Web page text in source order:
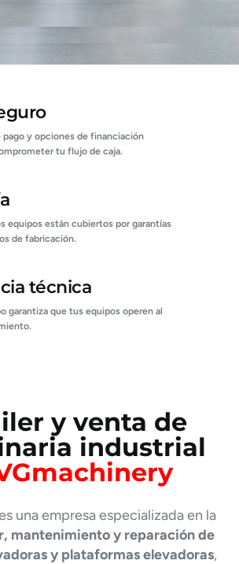
pago y opciones de financiación
tu flujo de caja.
equipos están cubiertos por garantías
de fabricación.
técnica
garantiza que tus equipos operen al
y venta de
industrial​
una empresa especializada en la
mantenimiento y reparación de
y plataformas elevadoras,